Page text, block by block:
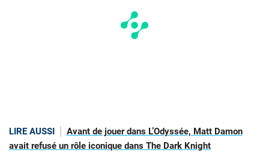
LIRE AUSSI
Avant de jouer dans L’Odyssée, Matt Damon
avait refusé un rôle iconique dans The Dark Knight